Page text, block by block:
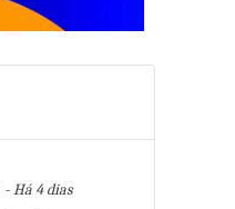
- Há 4 dias